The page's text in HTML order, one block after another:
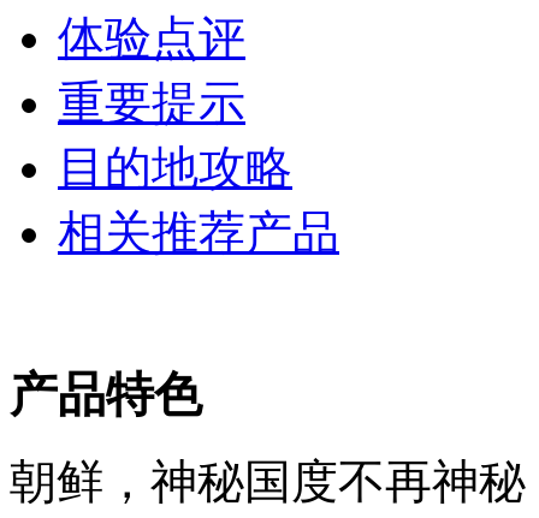
体验点评
重要提示
目的地攻略
相关推荐产品
产品特色
朝鲜，神秘国度不再神